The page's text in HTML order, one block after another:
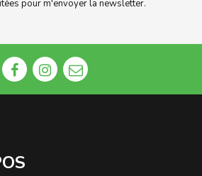
pour m'envoyer la newsletter.